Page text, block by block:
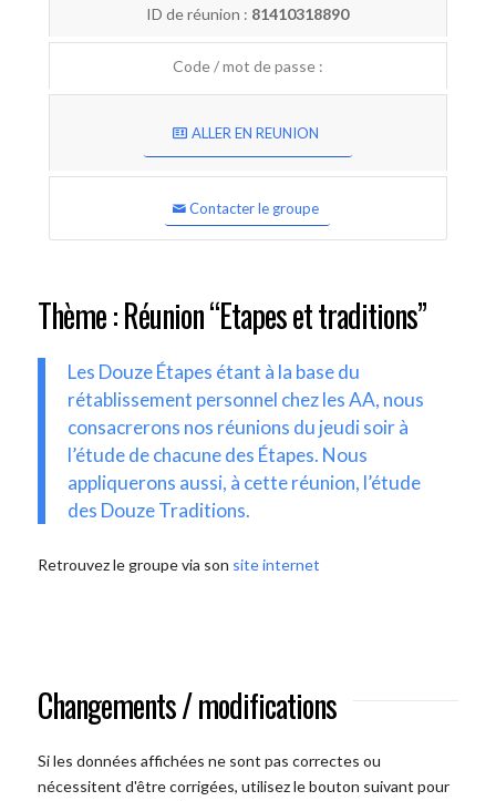
ID de réunion : 81410318890
Code / mot de passe :
ALLER EN REUNION
Contacter le groupe
Thème : Réunion “Etapes et traditions”
Les Douze Étapes étant à la base du
rétablissement personnel chez les AA, nous
consacrerons nos réunions du jeudi soir à
l’étude de chacune des Étapes. Nous
appliquerons aussi, à cette réunion, l’étude
des Douze Traditions.
Retrouvez le groupe via son site internet
Changements / modifications
Si les données affichées ne sont pas correctes ou
nécessitent d'être corrigées, utilisez le bouton suivant pour